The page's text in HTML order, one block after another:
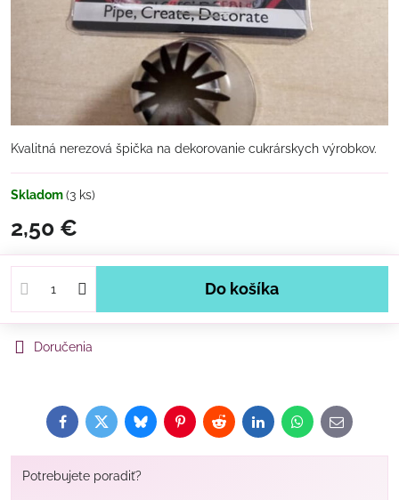
Kvalitná nerezová špička na dekorovanie cukrárskych výrobkov.
Skladom(3 ks)
2,50 €
Do košíka
Doručenia
FacebookTwitterBlueskyPinterestRedditLinkedInWhatsApp
E-
mail
Potrebujete poradiť?